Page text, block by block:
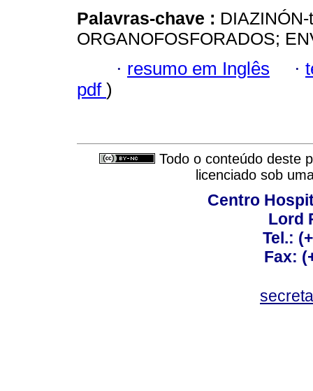
Palavras-chave :
ORGANOFOSFORADOS;
· resumo em Inglês ·
pdf )
Todo o conteúdo deste
licenciado sob
Centro
Lord
Tel.:
Fax: